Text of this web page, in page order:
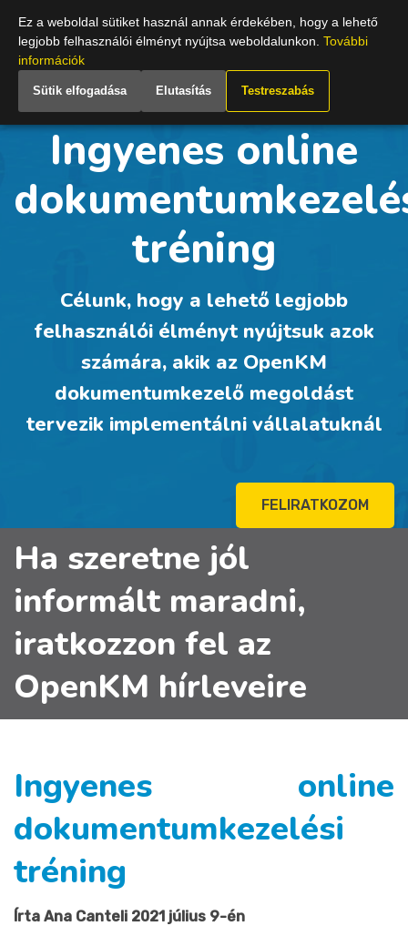
Hungary
Ingyenes online
tréning
Célunk, hogy a lehető legjobb
felhasználói élményt nyújtsuk azok
számára, akik az OpenKM
dokumentumkezelő megoldást
tervezik implementálni vállalatuknál
FELIRATKOZOM
Ha szeretne jól
informált maradni,
iratkozzon fel az
OpenKM hírleveire
Ingyenes online
dokumentumkezelési
tréning
Írta Ana Canteli 2021 július 9-én
Ez a weboldal sütiket használ annak érdekében, hogy a lehető
legjobb felhasználói élményt nyújtsa weboldalunkon. További
információk
Sütik elfogadása Elutasítás Testreszabás